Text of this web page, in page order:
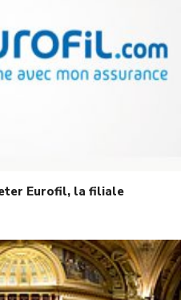
Eurofil, la filiale